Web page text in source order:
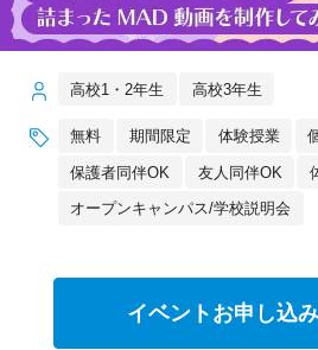
高校1・2年生 高校3年生
無料 期間限定 体験授業
保護者同伴OK 友人同伴OK
オープンキャンパス/学校説明会
イベントお申し込